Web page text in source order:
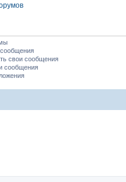
свои сообщения
сообщения